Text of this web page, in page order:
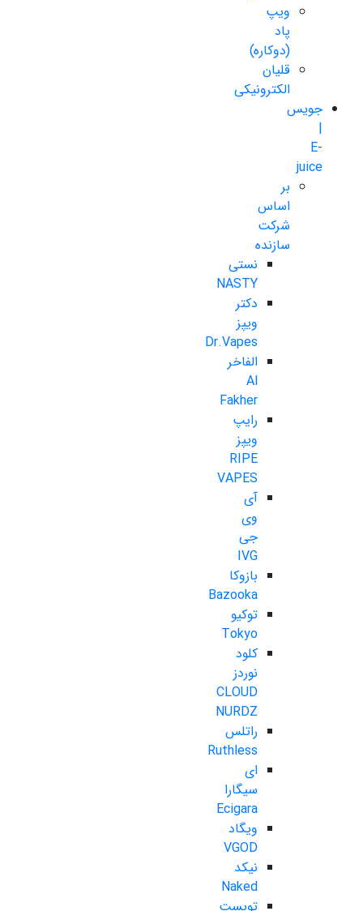
ویپ
پاد
(دوکاره)
قلیان
الکترونیکی
جویس
|
E-
juice
بر
اساس
شرکت
سازنده
نستی
NASTY
دکتر
ویپز
Dr.Vapes
الفاخر
Al
Fakher
رایپ
ویپز
RIPE
VAPES
آی
وی
جی
IVG
بازوکا
Bazooka
توکیو
Tokyo
کلود
نوردز
CLOUD
NURDZ
راتلس
Ruthless
ای
سیگارا
Ecigara
ویگاد
VGOD
نیکد
Naked
تویست